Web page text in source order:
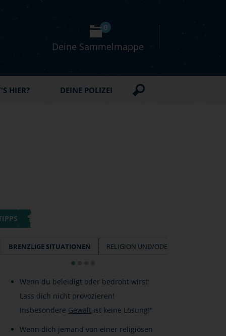
Deine Sammelmappe
0
HIER? DEINE POLIZEI
BRENZLIGE SITUATIONEN RELIGION UND/ODER IDEOLOGIE?
Wenn du beleidigt oder bedroht wirst:
Lass dich nicht provozieren!
Insbesondere Gewalt ist keine Lösung!"
Wenn dich jemand von einer religiösen